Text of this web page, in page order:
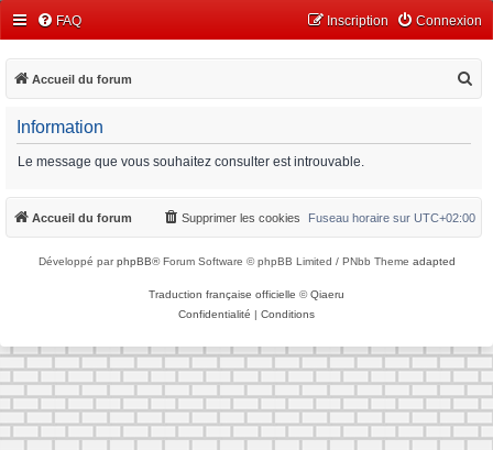
FAQ Connexion
Inscription
Accueil du forum
c
Information
Le message que vous souhaitez consulter est introuvable.
Accueil du forum Fuseau horaire sur UTC+02:00
Supprimer les cookies
Développé parphpBB® Forum Software © phpBB Limited / PNbb Theme adapted
Traduction française officielle ©Qiaeru
Confidentialité | Conditions